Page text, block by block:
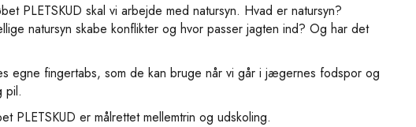
PLETSKUD skal vi arbejde med natursyn. Hvad er natursyn?
natursyn skabe konflikter og hvor passer jagten ind? Og har det
egne fingertabs, som de kan bruge når vi går i jægernes fodspor og
pil.
PLETSKUD er målrettet mellemtrin og udskoling.